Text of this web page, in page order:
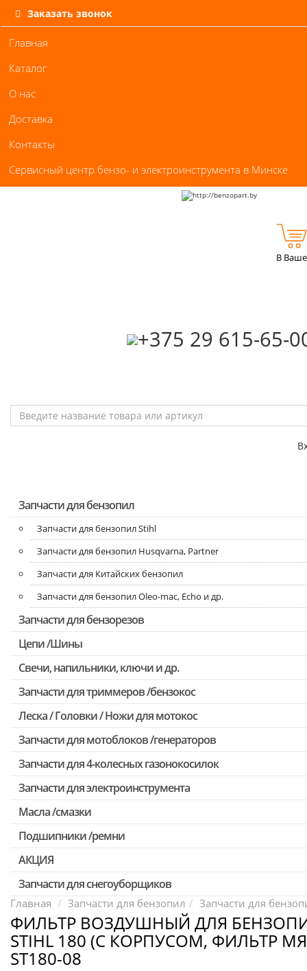
Заказать звонок
Главная
Каталог
О нас
Доставка
Контакты
Сервисный центр бензо- и электроинструмента в Минске
‎+375 29 615-65-
В
Запчасти для бензопил
Запчасти для бензопил Stihl
Запчасти для бензопил Husqvarna, Partner
Запчасти для Китайских бензопил
Запчасти для бензопил Oleo-mac, Echo и др.
Запчасти для бензорезов
Цепи /Шины
Свечи, напильники, ключи и др.
Запчасти для триммеров /бензокос
Запчасти для Китайских триммеров
Запчасти для мотокос Stihl /Husqvarna /Oleo-mac /Echo и др.
Леска / Головки / Ножи для мотокос
Запчасти для мотоблоков /генераторов
Запчасти для 4-колесных газонокосилок
Запчасти для электроинструмента
Двигатели, редукторы для шуруповертов
Патроны для шуруповертов / перфораторов
Выключатели, переключатели
Запчасти для перфораторов и отбойных молотков
Запчасти для УШМ (болгарок)
Запчасти для электроинструмента другие
Конденсаторы
Масла /смазки
Подшипники /ремни
АКЦИЯ
Скидка 50%
Запчасти для снегоуборщиков
Главная Запчасти для бензопил Запчасти для
ФИЛЬТР ВОЗДУШНЫЙ ДЛЯ
STIHL 180 (С КОРПУСОМ, ФИЛЬТР
ST180-08